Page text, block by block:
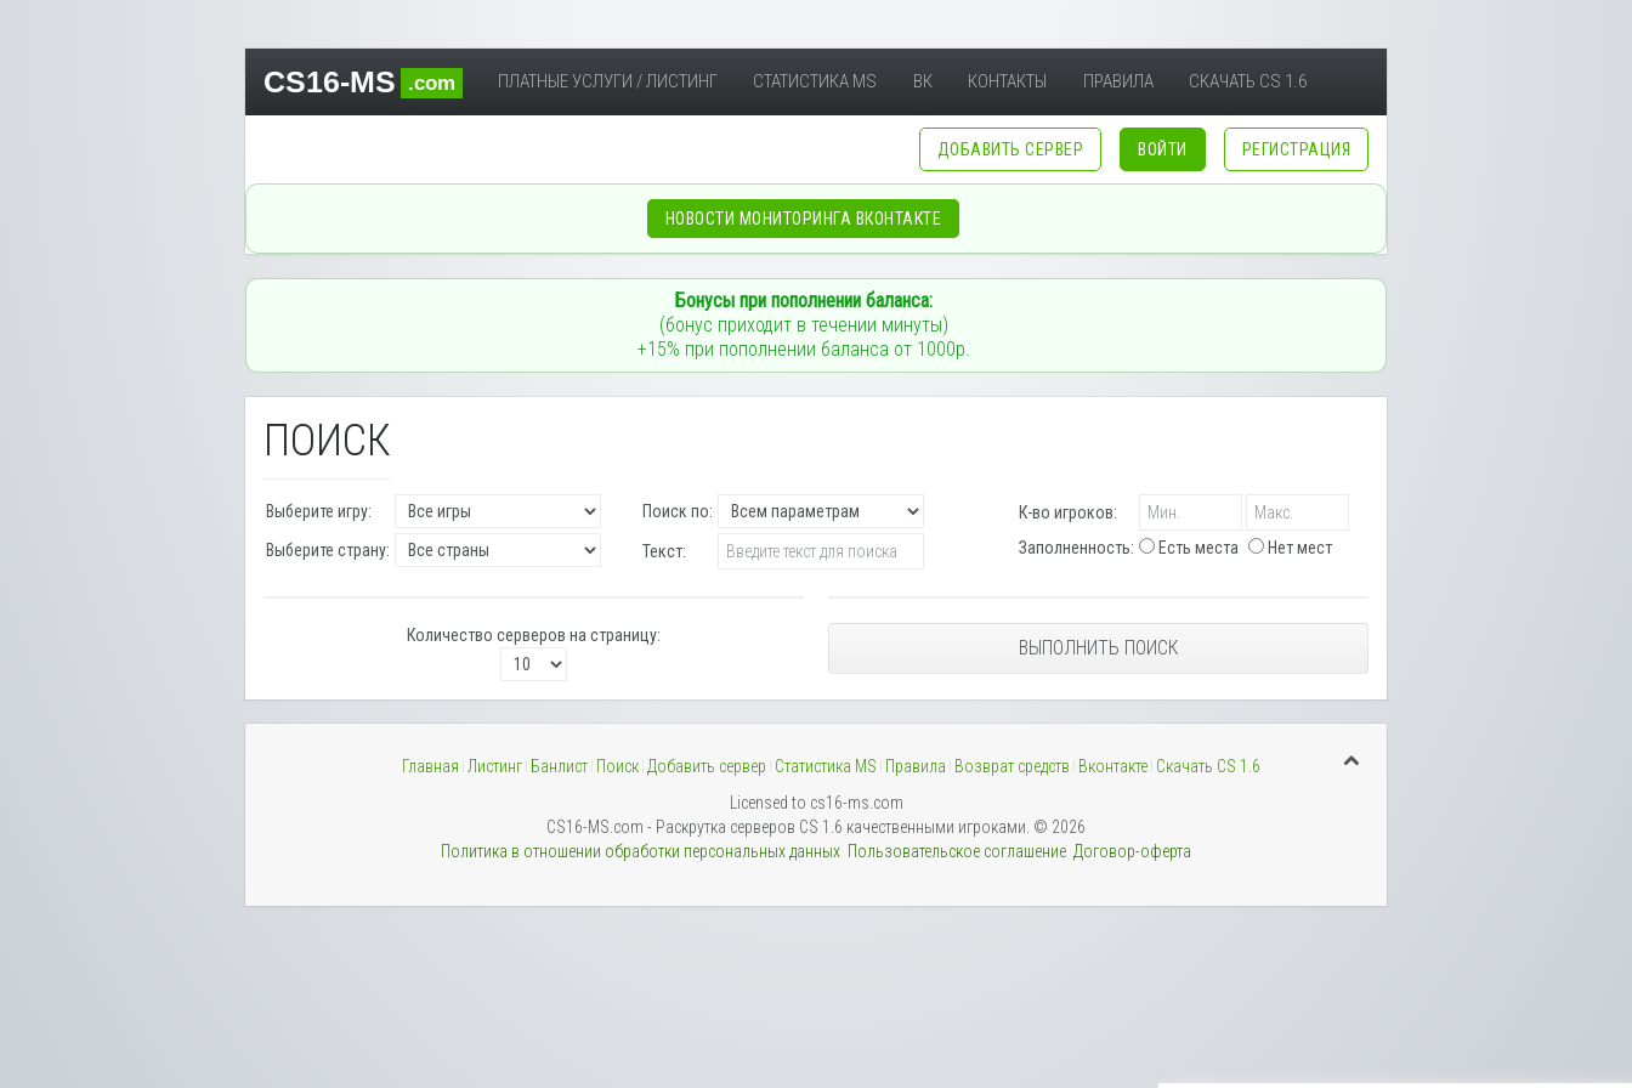
CS16-MS .com ПЛАТНЫЕ УСЛУГИ / ЛИСТИНГ СТАТИСТИКА MS ВК КОНТАКТЫ ПРАВИЛА СКАЧАТЬ CS 1.6
ДОБАВИТЬ СЕРВЕР ВОЙТИ РЕГИСТРАЦИЯ
НОВОСТИ МОНИТОРИНГА ВКОНТАКТЕ
Бонусы при пополнении баланса:
(бонус приходит в течении минуты)
+15% при пополнении баланса от 1000р.
ПОИСК
Выберите игру:
Выберите страну:
Поиск по:
Текст:
К-во игроков:
Заполненность:
Есть места Нет мест
Количество серверов на страницу:
ВЫПОЛНИТЬ ПОИСК
Главная Листинг Банлист Поиск Добавить сервер Статистика MS Правила Возврат средств Вконтакте Скачать CS 1.6
Licensed to cs16-ms.com
CS16-MS.com - Раскрутка серверов CS 1.6 качественными игроками. © 2026
Политика в отношении обработки персональных данных Пользовательское соглашение Договор-оферта